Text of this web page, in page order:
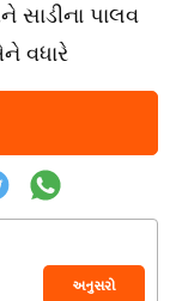
સાડીના પાલવ
વધારે
અનુસરો